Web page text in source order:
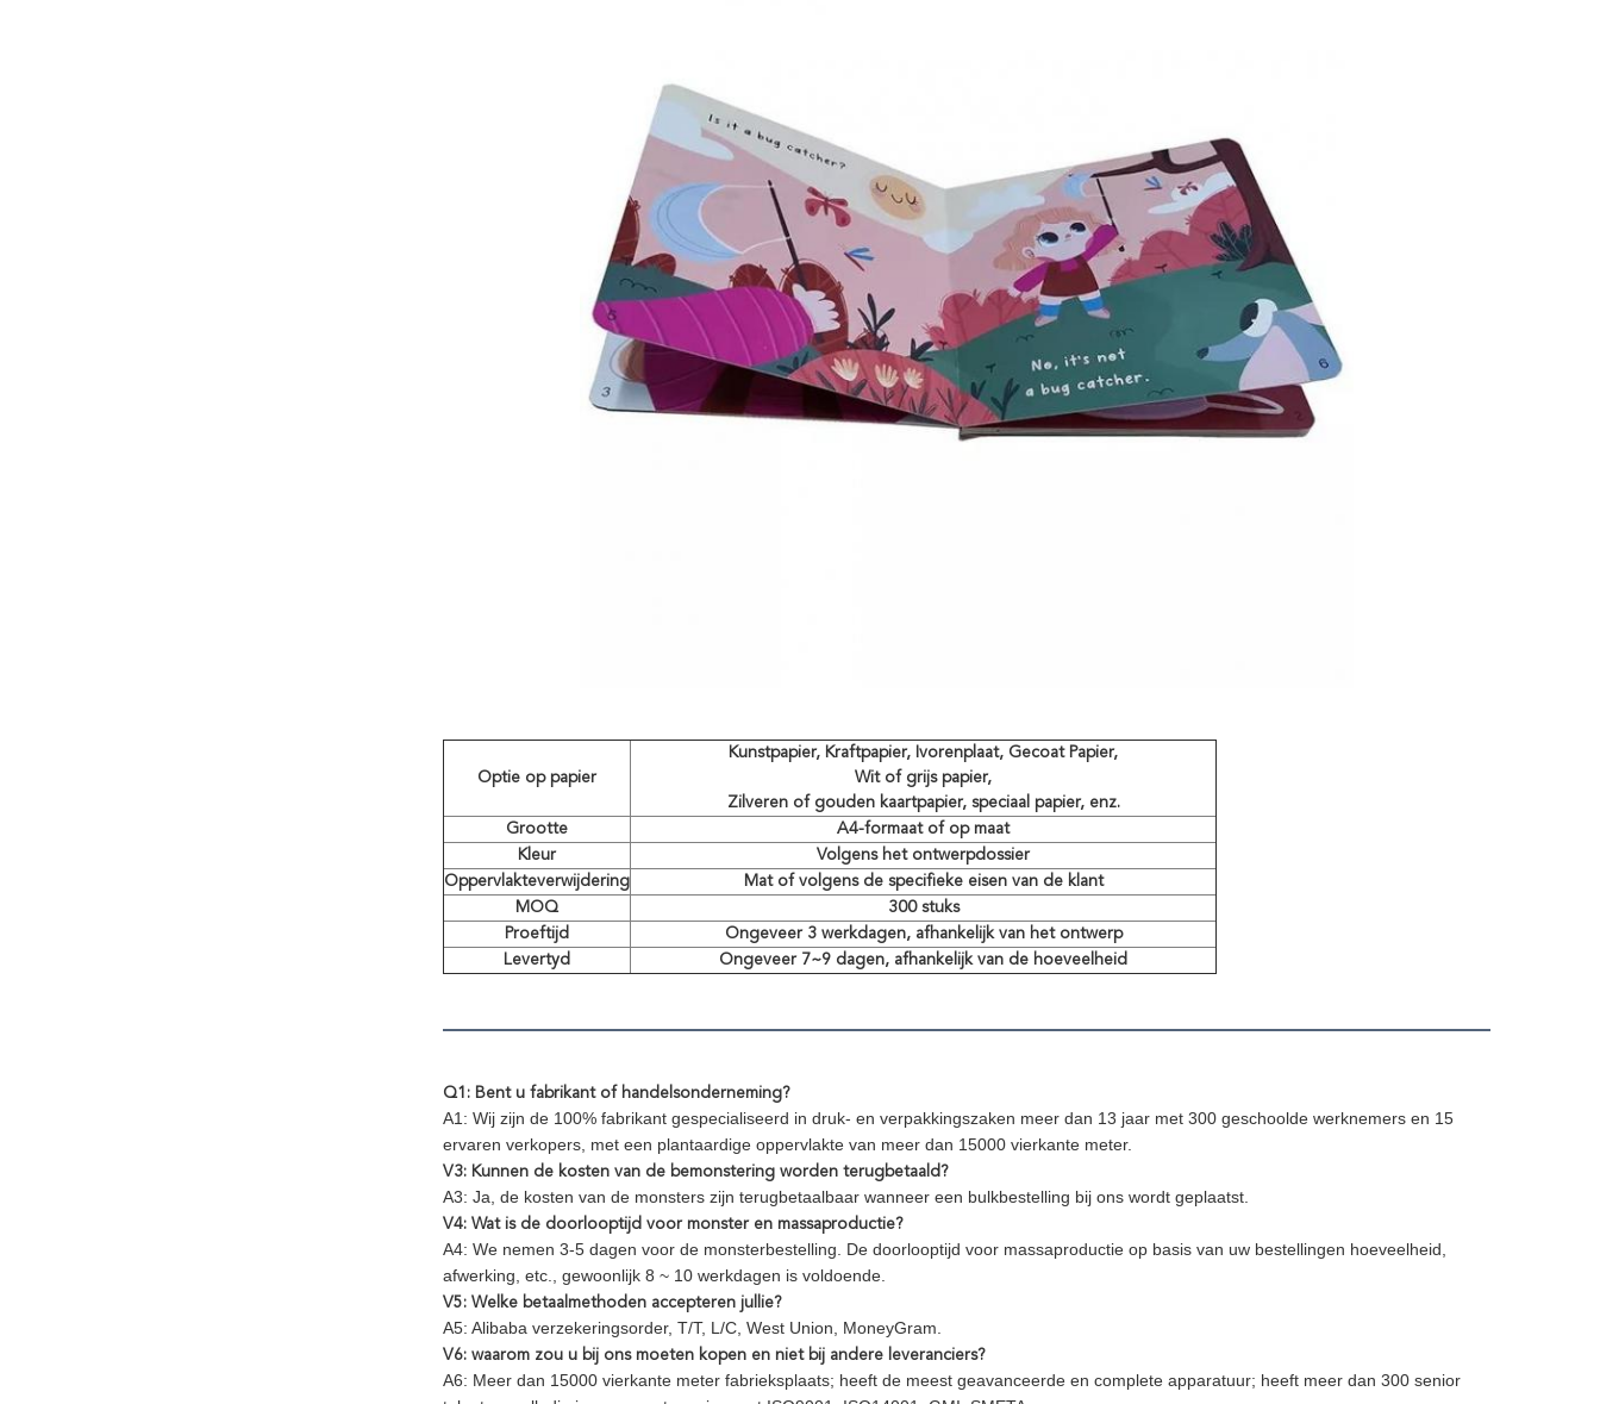
Optie op papier
Kunstpapier, Kraftpapier, Ivorenplaat, Gecoat Papier,
Wit of grijs papier,
Zilveren of gouden kaartpapier, speciaal papier, enz.
Grootte
A4-formaat of op maat
Kleur
Volgens het ontwerpdossier
Oppervlakteverwijdering
Mat of volgens de specifieke eisen van de klant
MOQ
300 stuks
Proeftijd
Ongeveer 3 werkdagen, afhankelijk van het ontwerp
Levertyd
Ongeveer 7~9 dagen, afhankelijk van de hoeveelheid
Q1: Bent u fabrikant of handelsonderneming?
A1: Wij zijn de 100% fabrikant gespecialiseerd in druk- en verpakkingszaken meer dan 13 jaar met 300 geschoolde werknemers en 15
ervaren verkopers, met een plantaardige oppervlakte van meer dan 15000 vierkante meter.
V3: Kunnen de kosten van de bemonstering worden terugbetaald?
A3: Ja, de kosten van de monsters zijn terugbetaalbaar wanneer een bulkbestelling bij ons wordt geplaatst.
V4: Wat is de doorlooptijd voor monster en massaproductie?
A4: We nemen 3-5 dagen voor de monsterbestelling. De doorlooptijd voor massaproductie op basis van uw bestellingen hoeveelheid,
afwerking, etc., gewoonlijk 8 ~ 10 werkdagen is voldoende.
V5: Welke betaalmethoden accepteren jullie?
A5: Alibaba verzekeringsorder, T/T, L/C, West Union, MoneyGram.
V6: waarom zou u bij ons moeten kopen en niet bij andere leveranciers?
A6: Meer dan 15000 vierkante meter fabrieksplaats; heeft de meest geavanceerde en complete apparatuur; heeft meer dan 300 senior